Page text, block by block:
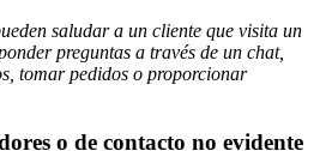
saludar a un cliente que visita un
preguntas a través de un chat,
tomar pedidos o proporcionar
o de contacto no evidente